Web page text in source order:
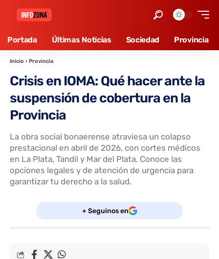
Portada Últimas Noticias Sociedad Provincia
Inicio › Provincia
Crisis en IOMA: Qué hacer ante la
suspensión de cobertura en la
Provincia
La obra social bonaerense atraviesa un colapso
prestacional en abril de 2026, con cortes médicos
en La Plata, Tandil y Mar del Plata. Conoce las
opciones legales y de atención de urgencia para
garantizar tu derecho a la salud.
+ Seguinos en